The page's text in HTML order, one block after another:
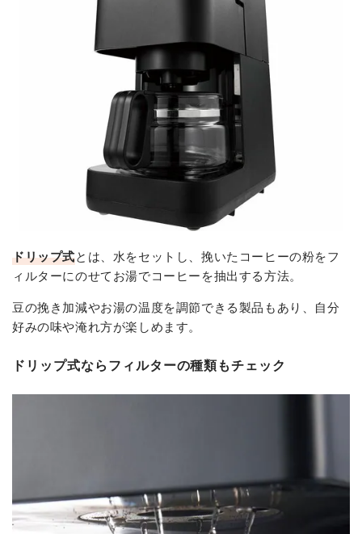
ドリップ式とは、水をセットし、挽いたコーヒーの粉をフ
ィルターにのせてお湯でコーヒーを抽出する方法。
豆の挽き加減やお湯の温度を調節できる製品もあり、自分
好みの味や淹れ方が楽しめます。
ドリップ式ならフィルターの種類もチェック